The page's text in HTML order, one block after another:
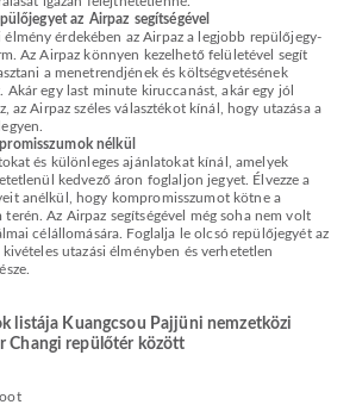
az Airpaz segítségével
élmény érdekében az Airpaz a legjobb repülőjegy-
Az Airpaz könnyen kezelhető felületével segít
a menetrendjének és költségvetésének
Akár egy last minute kiruccanást, akár egy jól
az Airpaz széles választékot kínál, hogy utazása a
nélkül
és különleges ajánlatokat kínál, amelyek
kedvező áron foglaljon jegyet. Élvezze a
anélkül, hogy kompromisszumot kötne a
terén. Az Airpaz segítségével még soha nem volt
célállomására. Foglalja le olcsó repülőjegyét az
utazási élményben és verhetetlen
listája Kuangcsou Pajjüni nemzetközi
Changi repülőtér között